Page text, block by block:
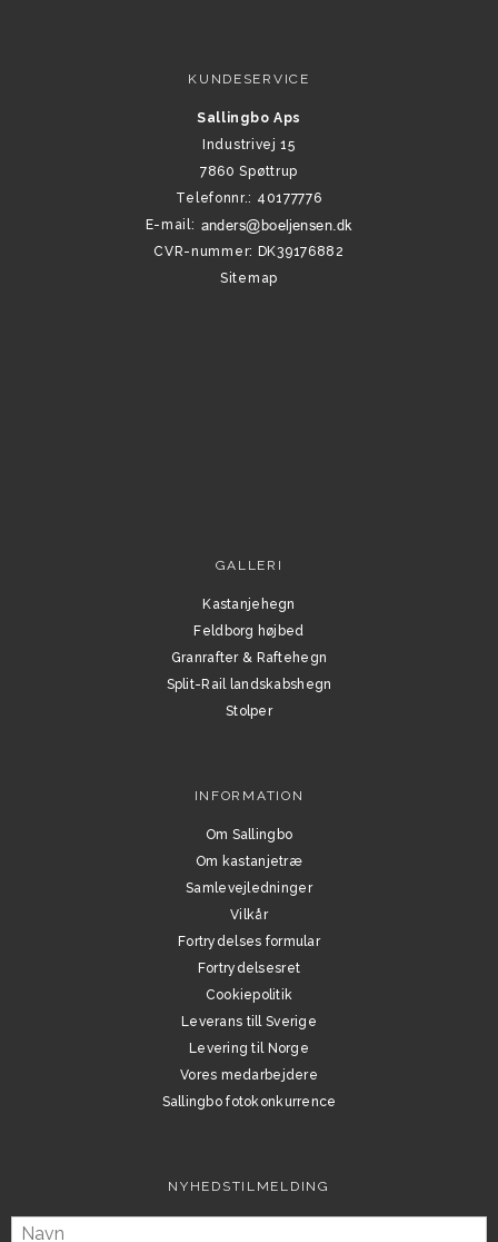
KUNDESERVICE
Sallingbo Aps
Industrivej 15
7860 Spøttrup
Telefonnr.: 40177776
E-mail:
CVR-nummer: DK39176882
Sitemap
GALLERI
Kastanjehegn
Feldborg højbed
Granrafter & Raftehegn
Split-Rail landskabshegn
Stolper
INFORMATION
Om Sallingbo
Om kastanjetræ
Samlevejledninger
Vilkår
Fortrydelses formular
Fortrydelsesret
Cookiepolitik
Leverans till Sverige
Levering til Norge
Vores medarbejdere
Sallingbo fotokonkurrence
NYHEDSTILMELDING